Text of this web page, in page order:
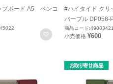
プボード A5 ペンコ
お気に入りに登録
#ハイタイド ク
パープル DP058-
商品コード
小売価格 ¥600